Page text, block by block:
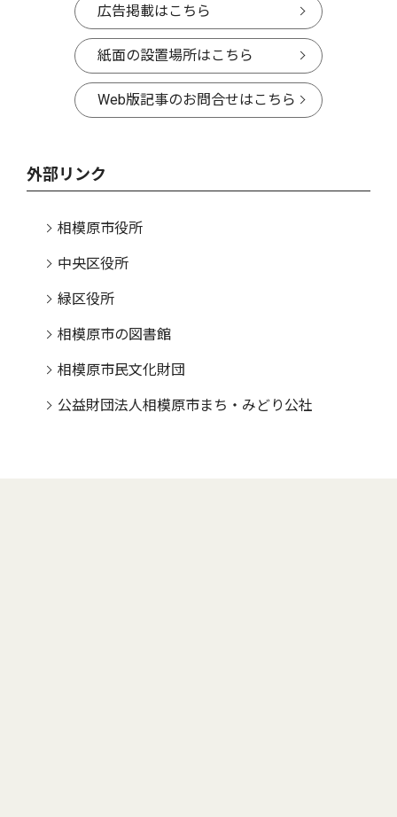
広告掲載はこちら
紙面の設置場所はこちら
Web版記事のお問合せはこちら
外部リンク
相模原市役所
中央区役所
緑区役所
相模原市の図書館
相模原市民文化財団
公益財団法人相模原市まち・みどり公社